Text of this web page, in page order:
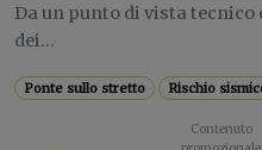
Da un punto di vista
dei...
Ponte sullo stretto Rischio